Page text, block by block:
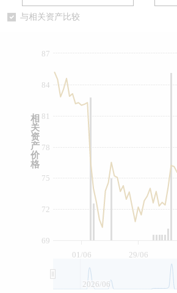
与相关资产比较
01/06 29/06
69
72
75
78
81
84
87
2026/06
相
关
资
产
价
格
认股证/牛熊证日志
认股证文件及公告 (瑞信)
牛熊证到期结算价查找
牛熊证速算机
牛熊证文件及公告
牛熊证文件及公告 (瑞信)
中资ETFs溢价比较
即市板块表现
收市竞价变化